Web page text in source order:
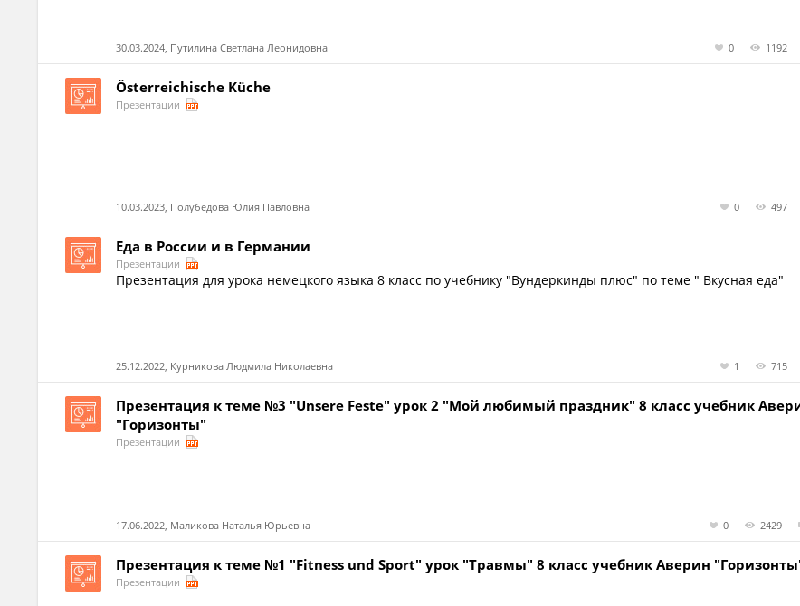
30.03.2024, Путилина Светлана Леонидовна 0 1192
Österreichische Küche
Презентации
10.03.2023, Полубедова Юлия Павловна 0 497
Еда в России и в Германии
Презентации
Презентация для урока немецкого языка 8 класс по учебнику "Вундеркинды плюс" по теме " Вкусная еда"
25.12.2022, Курникова Людмила Николаевна 1 715
Презентация к теме №3 "Unsere Feste" урок 2 "Мой любимый праздник" 8 класс учебник
"Горизонты"
Презентации
17.06.2022, Маликова Наталья Юрьевна 0 2429
Презентация к теме №1 "Fitness und Sport" урок "Травмы" 8 класс учебник Аверин
Презентации